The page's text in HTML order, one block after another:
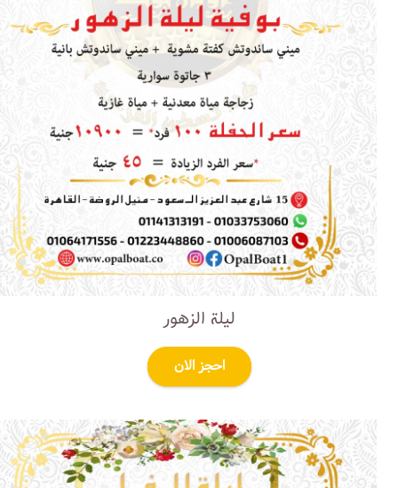
ليلة الزهور
احجز الان